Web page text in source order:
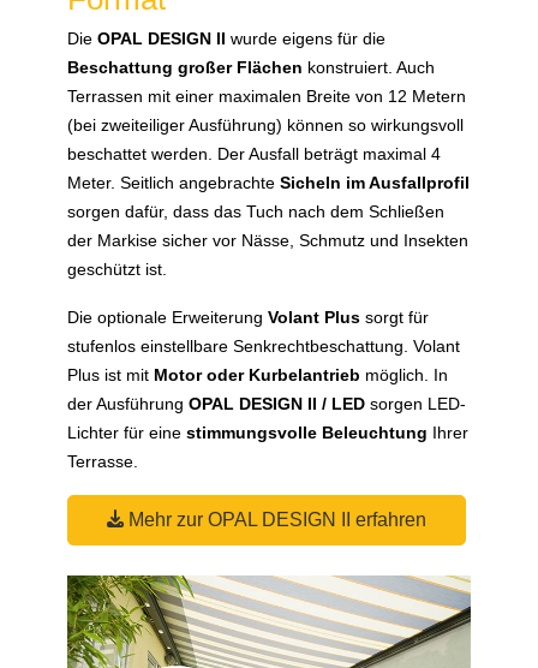
Die OPAL DESIGN II wurde eigens für die
Beschattung großer Flächen konstruiert. Auch
Terrassen mit einer maximalen Breite von 12 Metern
(bei zweiteiliger Ausführung) können so wirkungsvoll
beschattet werden. Der Ausfall beträgt maximal 4
Meter. Seitlich angebrachte Sicheln im Ausfallprofil
sorgen dafür, dass das Tuch nach dem Schließen
der Markise sicher vor Nässe, Schmutz und Insekten
geschützt ist.
Die optionale Erweiterung Volant Plus sorgt für
stufenlos einstellbare Senkrechtbeschattung. Volant
Plus ist mit Motor oder Kurbelantrieb möglich. In
der Ausführung OPAL DESIGN II / LED sorgen LED-
Lichter für eine stimmungsvolle Beleuchtung Ihrer
Terrasse.
Mehr zur OPAL DESIGN II erfahren